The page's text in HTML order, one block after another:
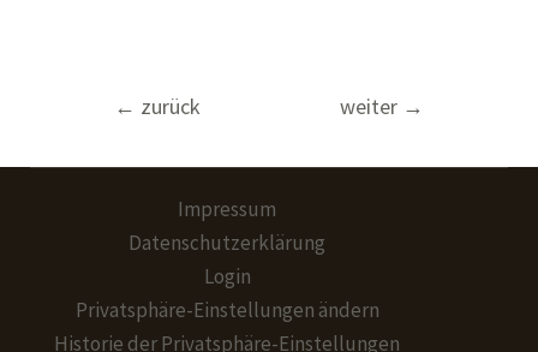
Beitragsnavigation
← zurück weiter →
Impressum
Datenschutzerklärung
Login
Privatsphäre-Einstellungen ändern
Historie der Privatsphäre-Einstellungen